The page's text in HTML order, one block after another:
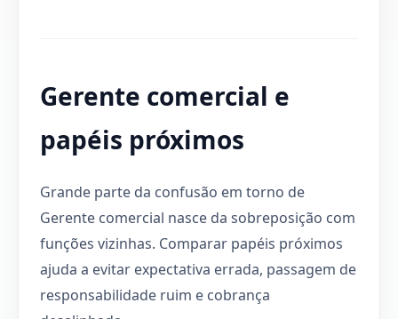
Gerente comercial e
papéis próximos
Grande parte da confusão em torno de
Gerente comercial nasce da sobreposição com
funções vizinhas. Comparar papéis próximos
ajuda a evitar expectativa errada, passagem de
responsabilidade ruim e cobrança